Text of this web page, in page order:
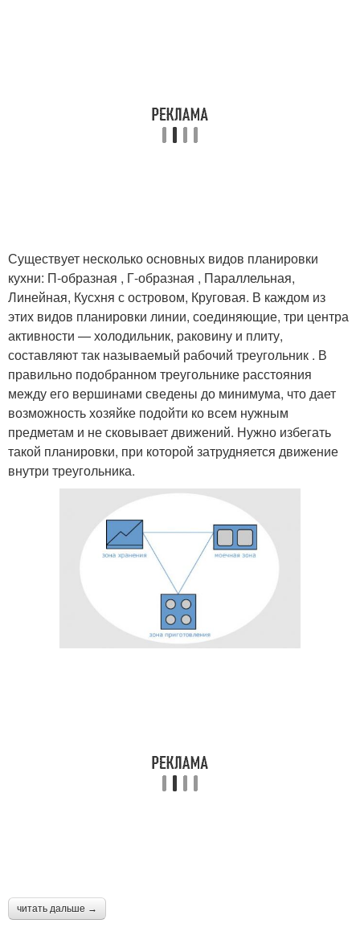
Существует несколько основных видов планировки
кухни: П-образная , Г-образная , Параллельная,
Линейная, Кусхня с островом, Круговая. В каждом из
этих видов планировки линии, соединяющие, три центра
активности — холодильник, раковину и плиту,
составляют так называемый рабочий треугольник . В
правильно подобранном треугольнике расстояния
между его вершинами сведены до минимума, что дает
возможность хозяйке подойти ко всем нужным
предметам и не сковывает движений. Нужно избегать
такой планировки, при которой затрудняется движение
внутри треугольника.
читать дальше →